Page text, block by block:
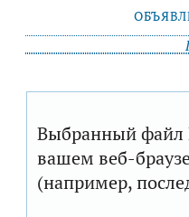
Выбранный файл
вашем веб-
(например,